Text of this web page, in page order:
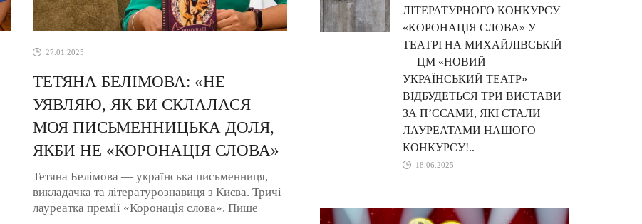
27.01.2025
ТЕТЯНА БЕЛІМОВА: «НЕ
УЯВЛЯЮ, ЯК БИ СКЛАЛАСЯ
МОЯ ПИСЬМЕННИЦЬКА ДОЛЯ,
ЯКБИ НЕ «КОРОНАЦІЯ СЛОВА»
Тетяна Белімова — українська письменниця,
викладачка та літературознавиця з Києва. Тричі
лауреатка премії «Коронація слова». Пише
ЛІТЕРАТУРНОГО КОНКУРСУ
«КОРОНАЦІЯ СЛОВА» У
ТЕАТРІ НА МИХАЙЛІВСЬКІЙ
— ЦМ «НОВИЙ
УКРАЇНСЬКИЙ ТЕАТР»
ВІДБУДЕТЬСЯ ТРИ ВИСТАВИ
ЗА П’ЄСАМИ, ЯКІ СТАЛИ
ЛАУРЕАТАМИ НАШОГО
КОНКУРСУ!..
18.06.2025